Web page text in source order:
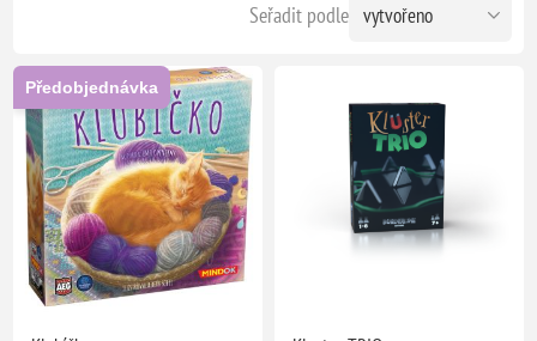
Seřadit podle
Předobjednávka